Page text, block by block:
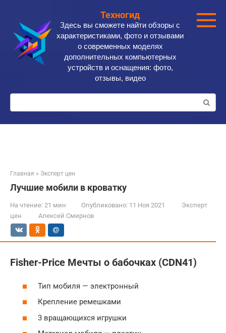
контенту
Техногид
Здесь вы сможете найти обзоры с
характеристиками, фото и отзывами
о современных моделях
дополнительных компьютерных
устройств и оснащения: фото,
отзывы, видео
Поиск:
Главная » Эксперт цен
Лучшие мобили в кроватку
На чтение: 21 мин Опубликовано: 11 Ноя 2021
Эксперт
цен
Алексей Смирнов
Fisher-Price Мечты о бабочках (CDN41)
Тип мобиля — электронный
Крепление ремешками
3 вращающихся игрушки